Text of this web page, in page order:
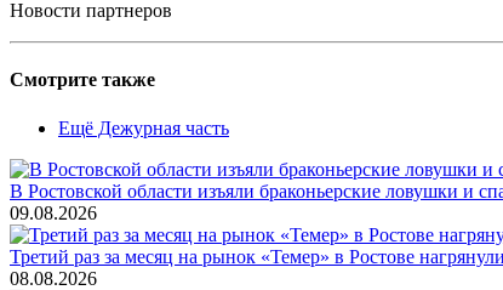
Новости партнеров
Смотрите также
Ещё Дежурная часть
В Ростовской области изъяли браконьерские ловушки и
09.08.2026
Третий раз за месяц на рынок «Темер» в Ростове
08.08.2026